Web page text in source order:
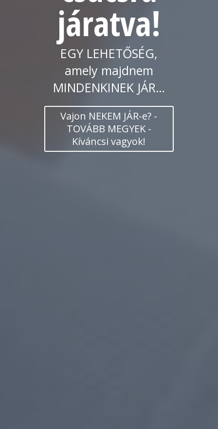
járatva!
EGY LEHETŐSÉG,
amely majdnem
MINDENKINEK JÁR…
Vajon NEKEM JÁR-e? -
TOVÁBB MEGYEK -
Kíváncsi vagyok!